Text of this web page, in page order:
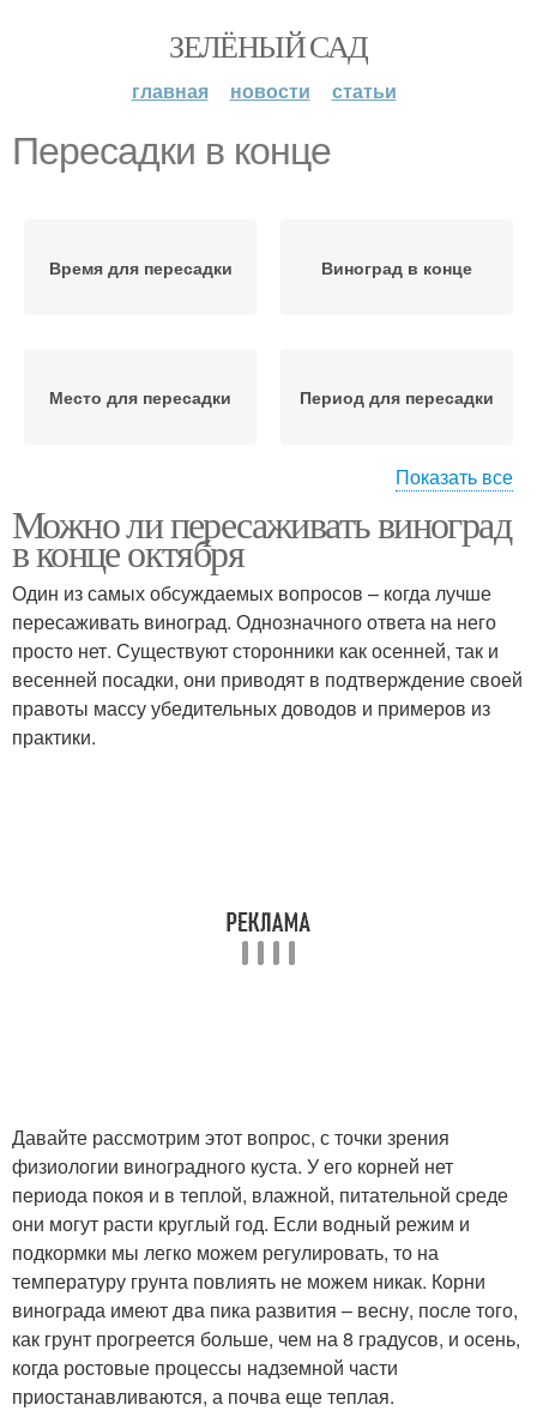
ЗЕЛЁНЫЙ САД
главная новости статьи
Пересадки в конце
Время для пересадки Виноград в конце
Место для пересадки Период для пересадки
зависимости
Октябрь от пересадки
Осенний пересадка
Показать все
Можно ли пересаживать виноград
в конце октября
Один из самых обсуждаемых вопросов – когда лучше
пересаживать виноград. Однозначного ответа на него
просто нет. Существуют сторонники как осенней, так и
весенней посадки, они приводят в подтверждение своей
правоты массу убедительных доводов и примеров из
практики.
Давайте рассмотрим этот вопрос, с точки зрения
физиологии виноградного куста. У его корней нет
периода покоя и в теплой, влажной, питательной среде
они могут расти круглый год. Если водный режим и
подкормки мы легко можем регулировать, то на
температуру грунта повлиять не можем никак. Корни
винограда имеют два пика развития – весну, после того,
как грунт прогреется больше, чем на 8 градусов, и осень,
когда ростовые процессы надземной части
приостанавливаются, а почва еще теплая.